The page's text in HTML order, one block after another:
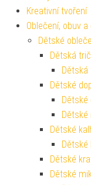
Kreativní tvoření
Oblečení, obuv
Dětské
Dětská
Dětská
Dětské
Dětské
Dětské
Dětské
Dětské
Dětské
Dětské